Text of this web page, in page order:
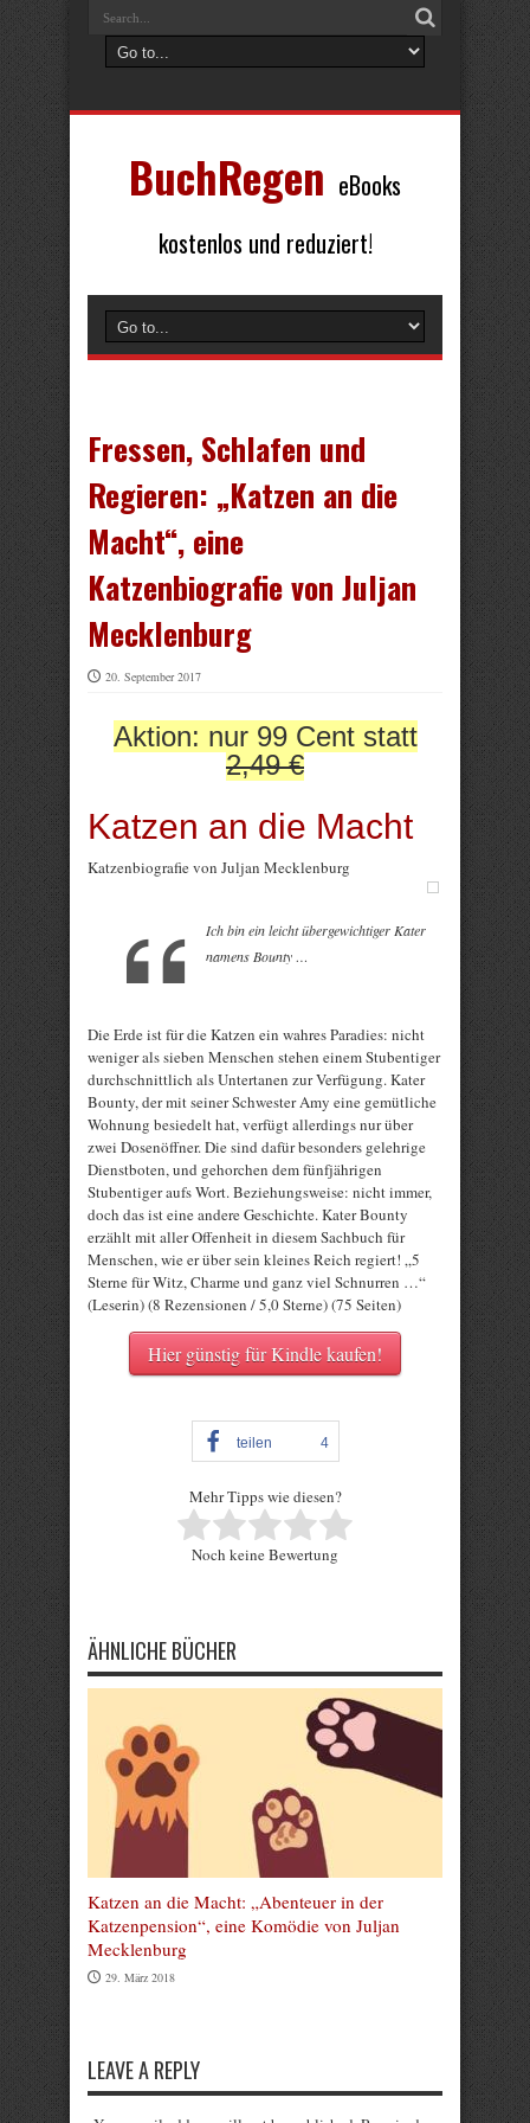
BuchRegen eBooks
kostenlos und reduziert!
Fressen, Schlafen und
Regieren: „Katzen an die
Macht“, eine
Katzenbiografie von Juljan
Mecklenburg
20. September 2017
Aktion: nur 99 Cent statt
2,49 €
Katzen an die Macht
Katzenbiografie von Juljan Mecklenburg
Ich bin ein leicht übergewichtiger Kater
namens Bounty …
Die Erde ist für die Katzen ein wahres Paradies: nicht
weniger als sieben Menschen stehen einem Stubentiger
durchschnittlich als Untertanen zur Verfügung. Kater
Bounty, der mit seiner Schwester Amy eine gemütliche
Wohnung besiedelt hat, verfügt allerdings nur über
zwei Dosenöffner. Die sind dafür besonders gelehrige
Dienstboten, und gehorchen dem fünfjährigen
Stubentiger aufs Wort. Beziehungsweise: nicht immer,
doch das ist eine andere Geschichte. Kater Bounty
erzählt mit aller Offenheit in diesem Sachbuch für
Menschen, wie er über sein kleines Reich regiert! „5
Sterne für Witz, Charme und ganz viel Schnurren …“
(Leserin) (8 Rezensionen / 5,0 Sterne) (75 Seiten)
Hier günstig für Kindle kaufen!
teilen 4
Mehr Tipps wie diesen?
Rate this item:
Noch keine Bewertung
ÄHNLICHE BÜCHER
Katzen an die Macht: „Abenteuer in der
Katzenpension“, eine Komödie von Juljan
Mecklenburg
29. März 2018
LEAVE A REPLY